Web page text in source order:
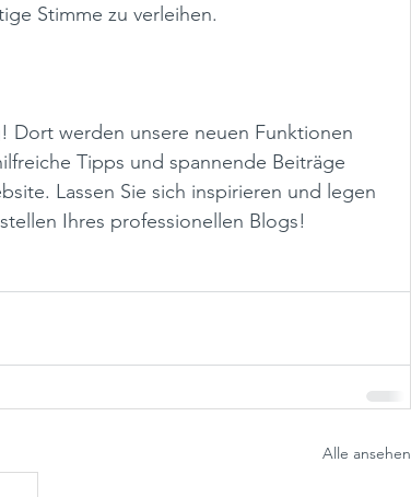
Stimme zu verleihen.
Dort werden unsere neuen Funktionen
Tipps und spannende Beiträge
Lassen Sie sich inspirieren und legen
Ihres professionellen Blogs!
Alle ansehen